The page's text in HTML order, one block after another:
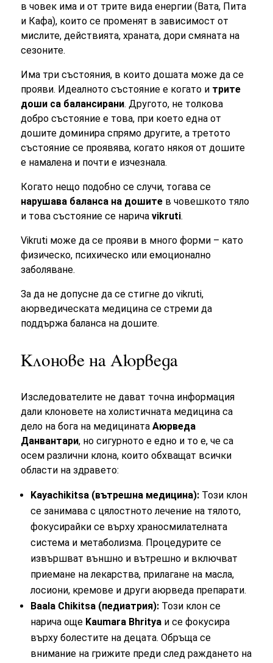
в човек има и от трите вида енергии (Вата, Пита
и Кафа), които се променят в зависимост от
мислите, действията, храната, дори смяната на
сезоните.
Има три състояния, в които дошата може да се
прояви. Идеалното състояние е когато и трите
доши са балансирани. Другото, не толкова
добро състояние е това, при което една от
дошите доминира спрямо другите, а третото
състояние се проявява, когато някоя от дошите
е намалена и почти е изчезнала.
Когато нещо подобно се случи, тогава се
нарушава баланса на дошите в човешкото тяло
и това състояние се наричаvikruti.
Vikruti може да се прояви в много форми – като
физическо, психическо или емоционално
заболяване.
За да не допусне да се стигне до vikruti,
аюрведическата медицина се стреми да
поддържа баланса на дошите.
Клонове на Аюрведа
Изследователите не дават точна информация
дали клоновете на холистичната медицина са
дело на бога на медицинатаАюрведа
Данвантари, но сигурното е едно и то е, че са
осем различни клона, които обхващат всички
области на здравето:
Kayachikitsa (вътрешна медицина): Този клон
се занимава с цялостното лечение на тялото,
фокусирайки се върху храносмилателната
система и метаболизма. Процедурите се
извършват външно и вътрешно и включват
приемане на лекарства, прилагане на масла,
лосиони, кремове и други аюрведа препарати.
Baala Chikitsa (педиатрия): Този клон се
нарича още Kaumara Bhritya и се фокусира
върху болестите на децата. Обръща се
внимание на грижите преди след раждането на